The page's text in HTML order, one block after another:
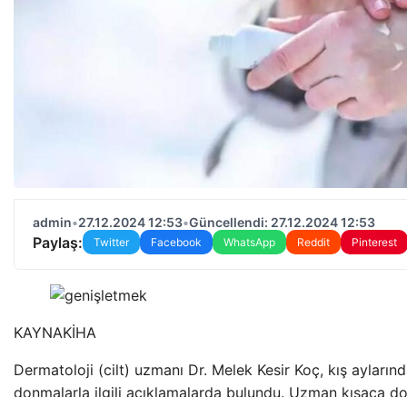
admin•27.12.2024 12:53•Güncellendi: 27.12.2024 12:53
Paylaş: Twitter Facebook WhatsApp Reddit Pinterest
KAYNAKİHA
Dermatoloji (cilt) uzmanı Dr. Melek Kesir Koç, kış
donmalarla ilgili açıklamalarda bulundu. Uzman kısaca